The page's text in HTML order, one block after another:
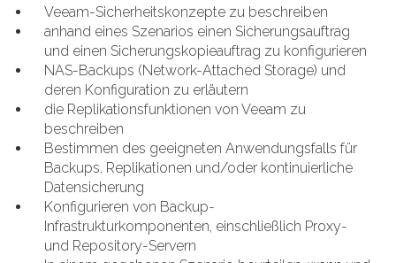
Veeam-Sicherheitskonzepte zu beschreiben
anhand eines Szenarios einen Sicherungsauftrag
und einen Sicherungskopieauftrag zu konfigurieren
NAS-Backups (Network-Attached Storage) und
deren Konfiguration zu erläutern
die Replikationsfunktionen von Veeam zu
beschreiben
Bestimmen des geeigneten Anwendungsfalls für
Backups, Replikationen und/oder kontinuierliche
Datensicherung
Konfigurieren von Backup-
Infrastrukturkomponenten, einschließlich Proxy-
und Repository-Servern